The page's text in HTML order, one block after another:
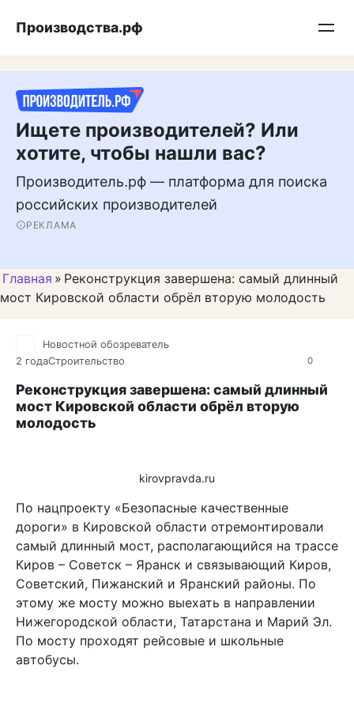
Подписывайтесь на нас в MAX
Производства.рф
Ищете производителей? Или
хотите, чтобы нашли вас?
Производитель.рф — платформа для поиска
российских производителей
РЕКЛАМА
Главная » Реконструкция завершена: самый длинный
мост Кировской области обрёл вторую молодость
0
Новостной обозреватель
2 годаСтроительство
Реконструкция завершена: самый длинный
мост Кировской области обрёл вторую
молодость
kirovpravda.ru
По нацпроекту «Безопасные качественные
дороги» в Кировской области отремонтировали
самый длинный мост, располагающийся на трассе
Киров – Советск – Яранск и связывающий Киров,
Советский, Пижанский и Яранский районы. По
этому же мосту можно выехать в направлении
Нижегородской области, Татарстана и Марий Эл.
По мосту проходят рейсовые и школьные
автобусы.